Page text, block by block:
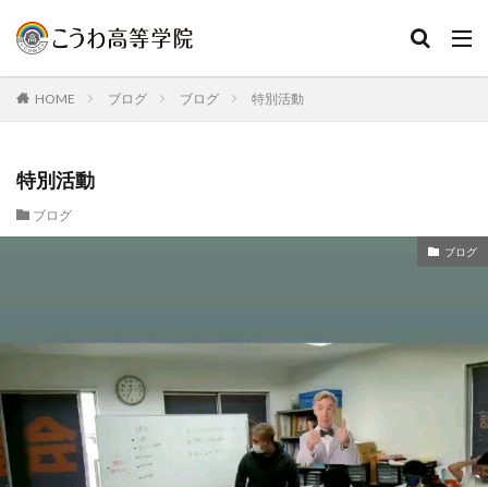
HOME ブログ ブログ 特別活動
特別活動
ブログ
ブログ